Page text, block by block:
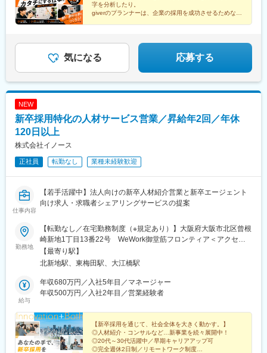
字を分析したり。
giverのプランナーは、企業の採用を成功させるためなら
を待っています！
気になる 応募する
NEW
新卒採用特化の人材サービス営業／昇給年2回／年休
120日以上
株式会社イノース
正社員 転勤なし 業種未経験歓迎
仕事内容
【若手活躍中】法人向けの新卒人材紹介営業と新卒エージェント
向け求人・求職者シェアリングサービスの提案
勤務地
【転勤なし／在宅勤務制度（※規定あり）】大阪府大阪市北区曾根
崎新地1丁目13番22号 WeWork御堂筋フロンティア＜アクセス
＞・JR 東西線「北新地駅」（出口11-41）徒歩4分・JR 各線「大
阪駅」徒歩9分・大阪メトロ 谷町線「東梅田駅」徒歩4分・京阪電
【最寄り駅】
北新地駅、東梅田駅、大江橋駅
給与
年収680万円／入社5年目／マネージャー
年収500万円／入社2年目／営業経験者
【新卒採用を通じて、社会全体を大きく動かす。】
◎人材紹介・コンサルなど…新事業を続々展開中！
◎20代～30代活躍中／早期キャリアアップ可
◎完全週休2日制／リモートワーク制度